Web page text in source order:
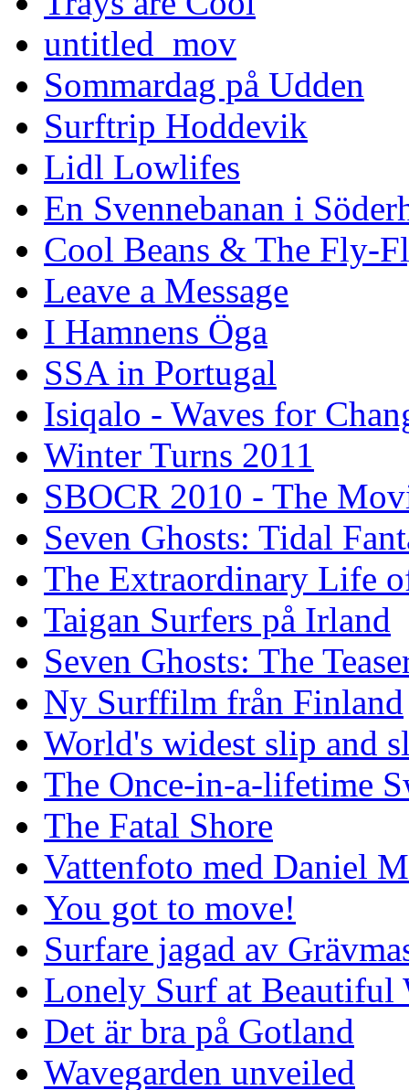
untitled_mov
Sommardag på Udden
Surftrip Hoddevik
Lidl Lowlifes
En Svennebanan i
Cool Beans & The Fly-
Leave a Message
I Hamnens Öga
SSA in Portugal
Isiqalo - Waves for
Winter Turns 2011
SBOCR 2010 - The
Seven Ghosts: Tidal
The Extraordinary Life
Taigan Surfers på Irland
Seven Ghosts: The
Ny Surffilm från Finland
World's widest slip and
The Once-in-a-lifetime
The Fatal Shore
Vattenfoto med Daniel
You got to move!
Surfare jagad av
Lonely Surf at Beautiful
Det är bra på Gotland
Wavegarden unveiled